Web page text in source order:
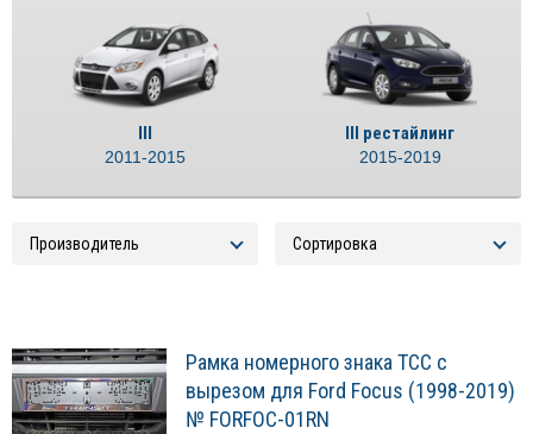
2011-2015
III рестайлинг
2015-2019
Рамка номерного знака ТСС с
вырезом для Ford Focus (1998-2019)
№ FORFOC-01RN